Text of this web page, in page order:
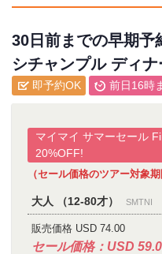
30日前までの早期予
シチャンプル ディナ
即予約OK 前日16時
マイマイ サマーセール
20%OFF!
（セール価格のツアー対象
大人 （12-80才） SMTNI
販売価格 USD 74.00
セール価格：USD